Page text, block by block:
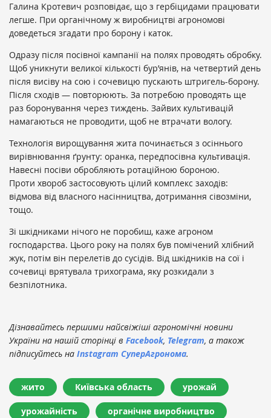
Галина Кротевич розповідає, що з гербіцидами працювати
легше. При органічному ж виробництві агрономові
доведеться згадати про борону і каток.
Одразу після посівної кампанії на полях проводять обробку.
Щоб уникнути великої кількості бур’янів, на четвертий день
після висіву на сою і сочевицю пускають штригель-борону.
Після сходів — повторюють. За потребою проводять ще
раз боронування через тиждень. Зайвих культивацій
намагаються не проводити, щоб не втрачати вологу.
Технологія вирощування жита починається з осіннього
вирівнювання ґрунту: оранка, передпосівна культивація.
Навесні посіви обробляють ротаційною бороною.
Проти хвороб застосовують цілий комплекс заходів:
відмова від власного насінництва, дотримання сівозміни,
тощо.
Зі шкідниками нічого не поробиш, каже агроном
господарства. Цього року на полях був помічений хлібний
жук, потім він перелетів до сусідів. Від шкідників на сої і
сочевиці врятувала трихограма, яку розкидали з
безпілотника.
Дізнавайтесь першими найсвіжіші агрономічні новини
України на нашій сторінці в Facebook, Telegram, а також
підписуйтесь на Instagram СуперАгронома.
жито Київська область урожай
урожайність органічне виробництво